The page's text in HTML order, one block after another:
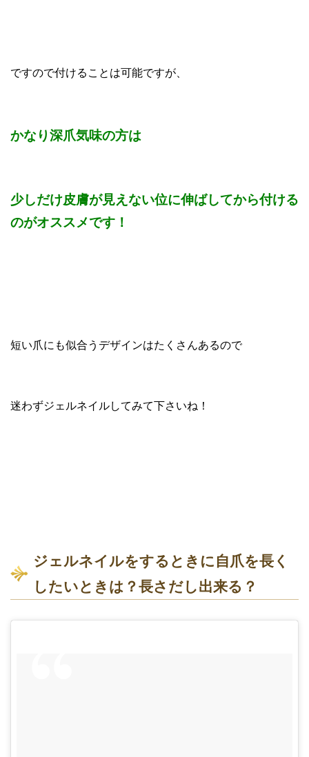
ですので付けることは可能ですが、
かなり深爪気味の方は
少しだけ皮膚が見えない位に伸ばしてから付ける
のがオススメです！
短い爪にも似合うデザインはたくさんあるので
迷わずジェルネイルしてみて下さいね！
ジェルネイルをするときに自爪を長く
したいときは？長さだし出来る？